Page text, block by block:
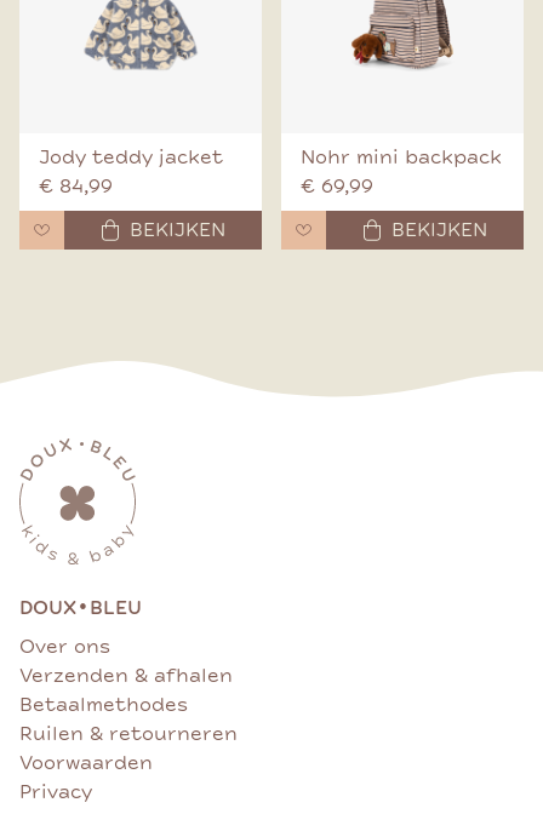
Jody teddy jacket
€ 84,99
BEKIJKEN
Nohr mini backpack
€ 69,99
BEKIJKEN
DOUX• BLEU
Over ons
Verzenden & afhalen
Betaalmethodes
Ruilen & retourneren
Voorwaarden
Privacy